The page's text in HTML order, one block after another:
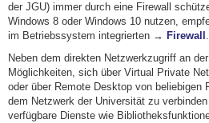
der JGU) immer durch eine Firewall
Windows 8 oder Windows 10 nutzen,
im Betriebssystem integrierten → Firewall .
Neben dem direkten Netzwerkzugriff an
Möglichkeiten, sich über Virtual Private
oder über Remote Desktop von beliebigen
dem Netzwerk der Universität zu
verfügbare Dienste wie